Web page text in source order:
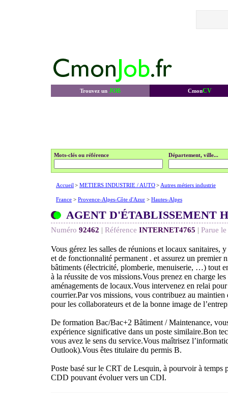
Trouvez un JOB CmonCV
Mots-clés ou référence Département, ville...
Accueil > METIERS INDUSTRIE / AUTO> Autres métiers industrie
France > Provence-Alpes-Côte d'Azur > Hautes-Alpes
AGENT D'ÉTABLISSEMENT
Numéro 92462 | Référence INTERNET4765 | Parue le
Vous gérez les salles de réunions et locaux sanitaires,
et de fonctionnalité permanent . et assurez un premier
bâtiments (électricité, plomberie, menuiserie, …) tout
à la réussite de vos missions.Vous prenez en charge
aménagements de locaux.Vous intervenez en relai
courrier.Par vos missions, vous contribuez au maintien
pour les collaborateurs et de la bonne image de
De formation Bac/Bac+2 Bâtiment / Maintenance,
expérience significative dans un poste similaire.Bon
vous avez le sens du service.Vous maîtrisez
Outlook).Vous êtes titulaire du permis B.
Poste basé sur le CRT de Lesquin, à pourvoir à temps
CDD pouvant évoluer vers un CDI.